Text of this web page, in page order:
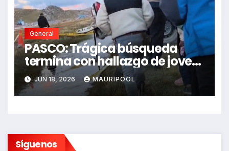
General
PASCO: Trágica búsqueda
termina con hallazgo de joven
sin vida en Rancas
JUN 18, 2026 MAURIPOOL
Síguenos